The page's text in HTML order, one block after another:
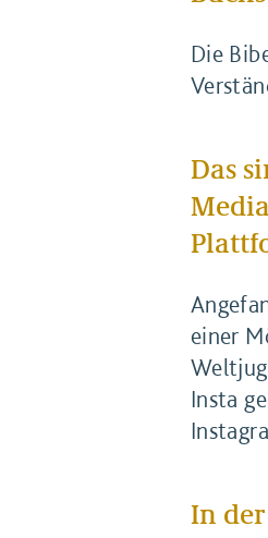
Die
Das
einer
Insta
In